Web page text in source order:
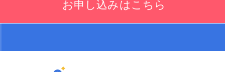
お申し込みはこちら